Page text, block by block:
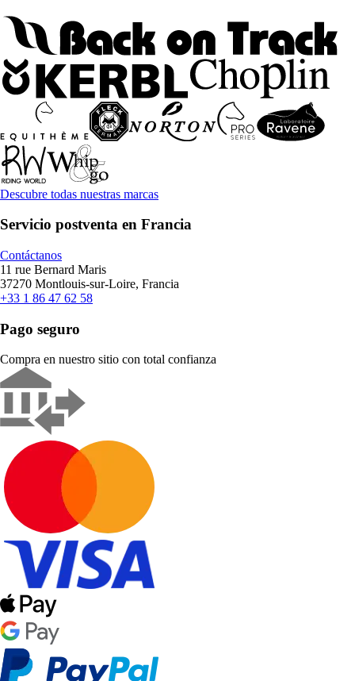
Descubre todas nuestras marcas
Servicio postventa en Francia
Contáctanos
11 rue Bernard Maris
37270 Montlouis-sur-Loire, Francia
+33 1 86 47 62 58
Pago seguro
Compra en nuestro sitio con total confianza